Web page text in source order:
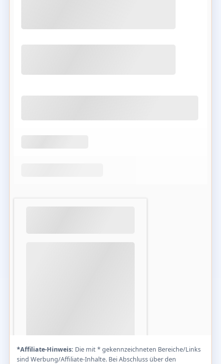
*Affiliate-Hinweis: Die mit * gekennzeichneten Bereiche/Links
sind Werbung/Affiliate-Inhalte. Bei Abschluss über den